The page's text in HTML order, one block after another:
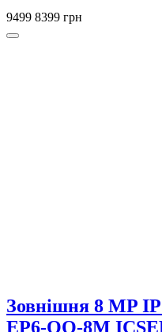
9499 8399 грн
Зовнішня 8 MP
EP6-QQ-8M